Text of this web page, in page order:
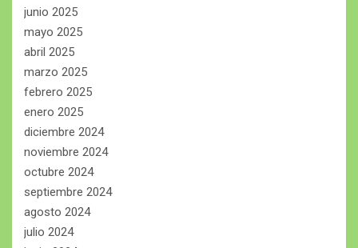
junio 2025
mayo 2025
abril 2025
marzo 2025
febrero 2025
enero 2025
diciembre 2024
noviembre 2024
octubre 2024
septiembre 2024
agosto 2024
julio 2024